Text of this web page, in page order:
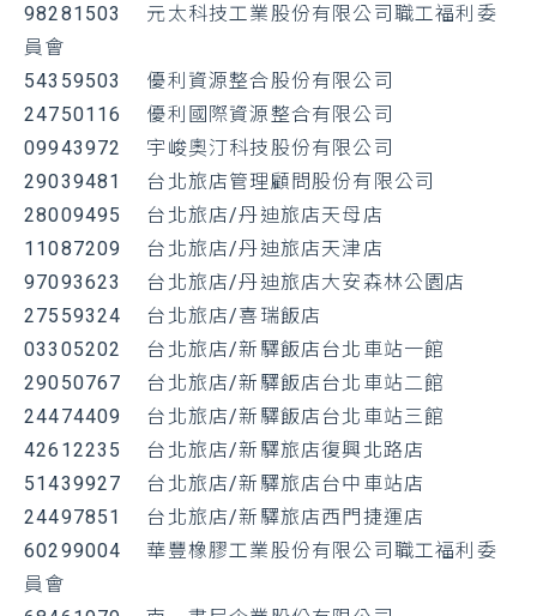
98281503
元太科技工業股份有限公司職工福利委
員會
54359503
優利資源整合股份有限公司
24750116
優利國際資源整合有限公司
09943972
宇峻奧汀科技股份有限公司
29039481
台北旅店管理顧問股份有限公司
28009495
台北旅店/丹迪旅店天母店
11087209
台北旅店/丹迪旅店天津店
97093623
台北旅店/丹迪旅店大安森林公園店
27559324
台北旅店/喜瑞飯店
03305202
台北旅店/新驛飯店台北車站一館
29050767
台北旅店/新驛飯店台北車站二館
24474409
台北旅店/新驛飯店台北車站三館
42612235
台北旅店/新驛旅店復興北路店
51439927
台北旅店/新驛旅店台中車站店
24497851
台北旅店/新驛旅店西門捷運店
60299004
華豐橡膠工業股份有限公司職工福利委
員會